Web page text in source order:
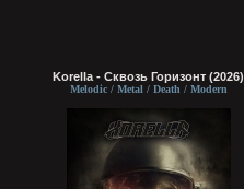
Korella - Сквозь Горизонт (2026)
Melodic / Metal / Death / Modern